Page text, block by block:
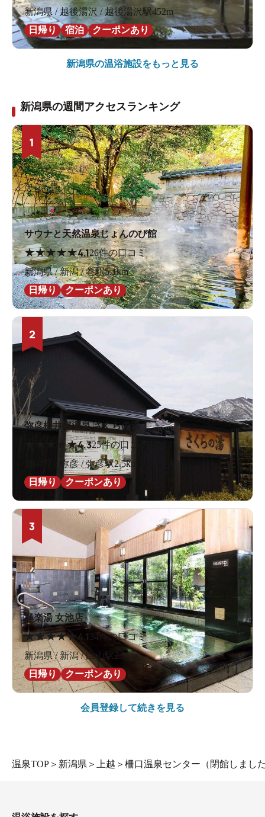
新潟県 / 越後湯沢 / 越後湯沢駅452m
日帰り
宿泊 クーポンあり
新潟県の温浴施設をもっと見る
新潟県の週間アクセスランキング
1
サウナと天然温泉じょんのび館
★★★★★4.126件の口コミ
新潟県 / 新潟 / 巻駅5.1km
日帰り
クーポンあり
2
弥彦桜井郷温泉 さくらの湯
★★4.325件の口コミ
新潟県 / 弥彦 / 弥彦駅2.5km
日帰り
クーポンあり
3
極楽湯 女池店
★★★★★4.1
34件の口コミ
新潟県 / 新潟 / 白山駅2.5km
日帰り
クーポンあり
会員登録して続きを見る
温泉TOP ＞ 新潟県 ＞ 上越 ＞ 柵口温泉センター（閉館しまし